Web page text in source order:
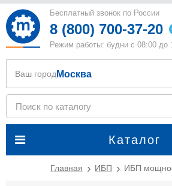
Бесплатный звонок по России
8 (800) 700-37-20
Режим работы: будни с 08:00 до
Каталог
Ваш город Москва
Главная ИБП ИБП